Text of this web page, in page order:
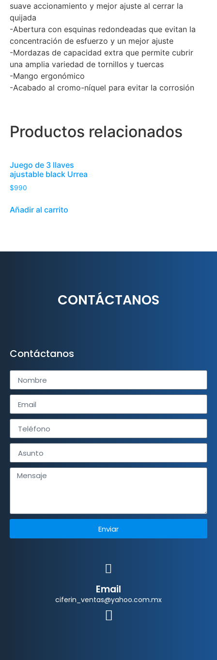
suave accionamiento y mejor ajuste al cerrar la
quijada
-Abertura con esquinas redondeadas que evitan la
concentración de esfuerzo y un mejor ajuste
-Mordazas de capacidad extra que permite cubrir
una amplia variedad de tornillos y tuercas
-Mango ergonómico
-Acabado al cromo-níquel para evitar la corrosión
Productos relacionados
Juego de 3 llaves
ajustable black Urrea
$990
Añadir al carrito
CONTÁCTANOS
Contáctanos
Enviar
Email
ciferin_ventas@yahoo.com.mx